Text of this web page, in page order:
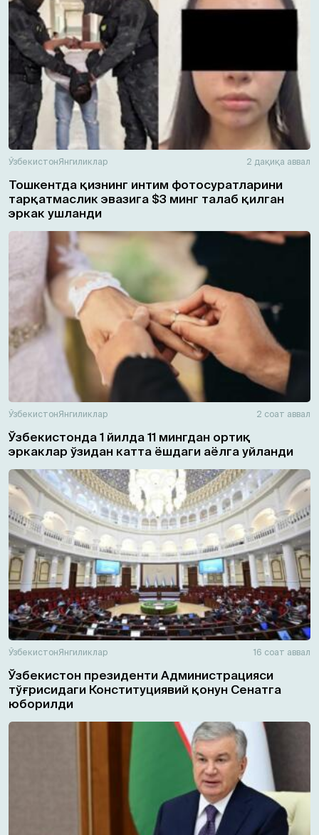
ЎзбекистонЯнгиликлар 2 дақиқа аввал
Тошкентда қизнинг интим фотосуратларини
тарқатмаслик эвазига $3 минг талаб қилган
эркак ушланди
ЎзбекистонЯнгиликлар 2 соат аввал
Ўзбекистонда 1 йилда 11 мингдан ортиқ
эркаклар ўзидан катта ёшдаги аёлга уйланди
ЎзбекистонЯнгиликлар 16 соат аввал
Ўзбекистон президенти Администрацияси
тўғрисидаги Конституциявий қонун Сенатга
юборилди